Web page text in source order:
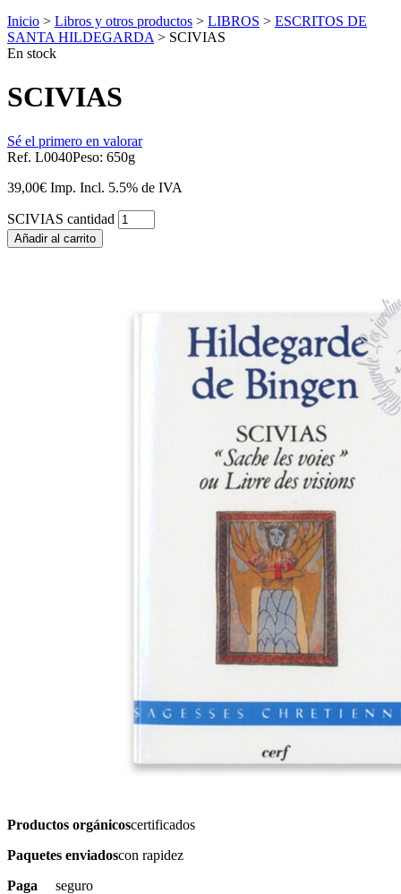
Inicio > Libros y otros productos > LIBROS > ESCRITOS DE
SANTA HILDEGARDA > SCIVIAS
En stock
SCIVIAS
Sé el primero en valorar
Ref. L0040Peso: 650g
39,00€ Imp. Incl. 5.5% de IVA
SCIVIAS cantidad
Añadir al carrito
Productos orgánicoscertificados
Paquetes enviadoscon rapidez
Paga seguro